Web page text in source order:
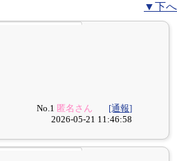
▼下へ
No.1 匿名さん
[通報]
2026-05-21 11:46:58